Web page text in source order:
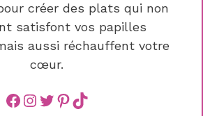
créer des plats qui non
satisfont vos papilles
aussi réchauffent votre
cœur.
Facebook
instagram
Twitter
Pinterest
TikTok